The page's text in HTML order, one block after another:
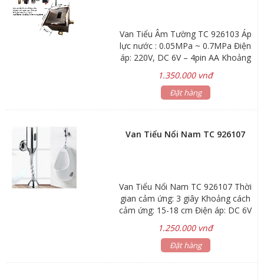
Van Tiểu Âm Tường TC 926103 Áp
lực nước : 0.05MPa ~ 0.7MPa Điện
áp: 220V, DC 6V – 4pin AA Khoảng
cảm ứng: 3 giây Kích thước: 13
vuông và âm tường 80cm Dùng Pin
1.350.000 vnđ
Đặt hàng
Van Tiểu Nổi Nam TC 926107
Van Tiểu Nổi Nam TC 926107 Thời
gian cảm ứng: 3 giây Khoảng cách
cảm ứng: 15-18 cm Điện áp: DC 6V
0.05MPa – 0.7MPa
1.250.000 vnđ
Đặt hàng